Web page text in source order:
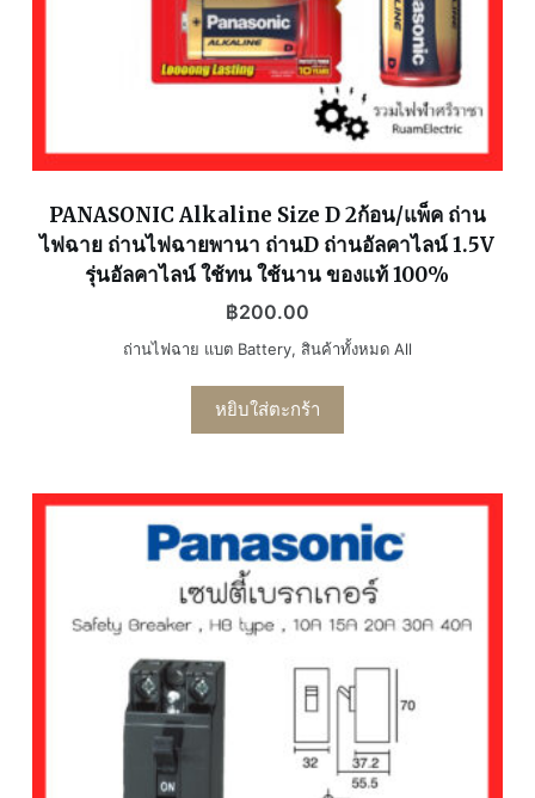
PANASONIC Alkaline Size D 2ก้อน/แพ็ค ถ่าน
ไฟฉาย ถ่านไฟฉายพานา ถ่านD ถ่านอัลคาไลน์ 1.5V
รุ่นอัลคาไลน์ ใช้ทน ใช้นาน ของแท้ 100%
฿200.00
ถ่านไฟฉาย แบต Battery, สินค้าทั้งหมด All
หยิบใส่ตะกร้า